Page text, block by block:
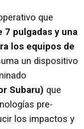
que
pulgadas y una
los equipos de
un dispositivo
Subaru) que
pre-
los impactos y